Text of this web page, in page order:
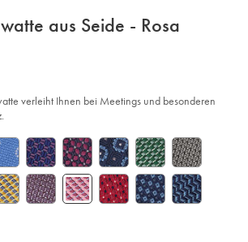
aus Seide - Rosa
verleiht Ihnen bei Meetings und besonderen